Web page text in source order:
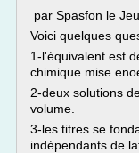
par Spasfon le
Voici quelques
1-l'équivalent est
chimique mise
2-deux solutions
volume.
3-les titres se
indépendants de